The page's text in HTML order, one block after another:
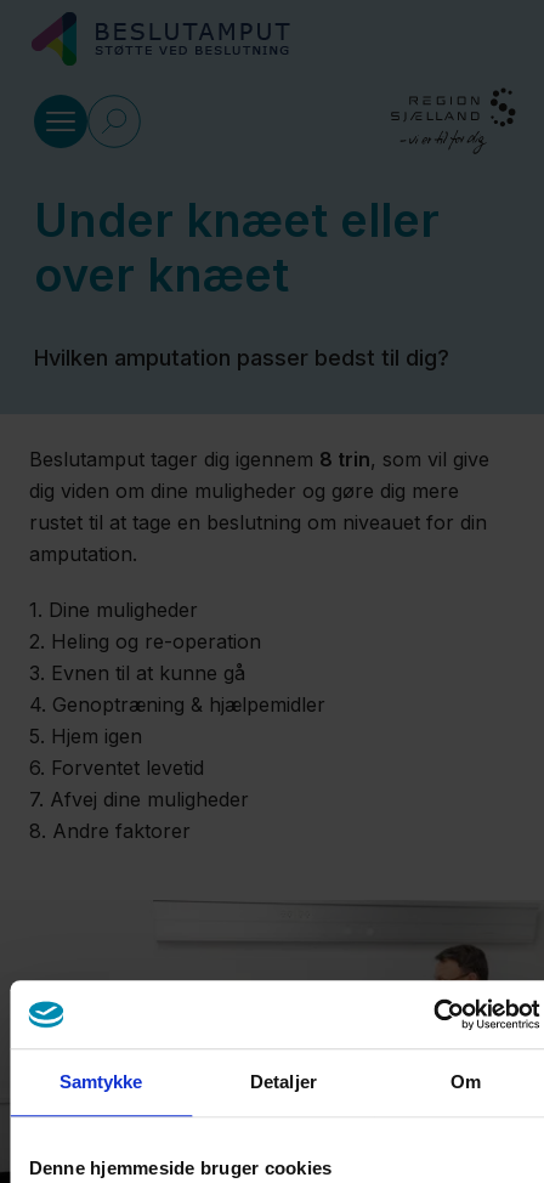
Samtykke Detaljer Om
Denne hjemmeside bruger cookies
Gå til indhold
Beslutningsværktøj
Amputation
på forfoden
knæet
under
knæet eller
over knæet
Under knæet eller
over knæet
Hvilken amputation passer bedst til dig?
Beslutamput tager dig igennem 8 trin, som vil give
dig viden om dine muligheder og gøre dig mere
rustet til at tage en beslutning om niveauet for din
amputation.
1. Dine muligheder
2. Heling og re-operation
3. Evnen til at kunne gå
4. Genoptræning & hjælpemidler
5. Hjem igen
6. Forventet levetid
7. Afvej dine muligheder
8. Andre faktorer